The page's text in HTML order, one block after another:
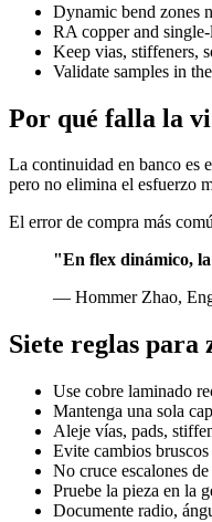
Dynamic bend zones
RA copper and
Keep vias, stiffeners,
Validate samples in
Por qué falla la
La continuidad en banco es
pero no elimina el esfuerzo
El error de compra más
"En flex dinámico,
— Hommer Zhao,
Siete reglas para
Use cobre laminado
Mantenga una sola
Aleje vías, pads,
Evite cambios
No cruce escalones
Pruebe la pieza en la
Documente radio,